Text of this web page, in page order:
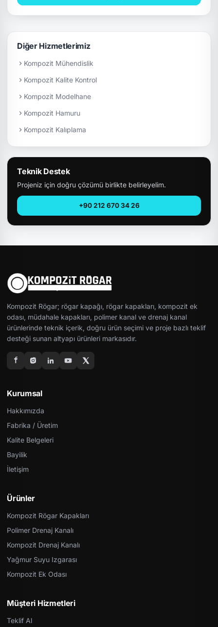
Diğer Hizmetlerimiz
Kompozit Mühendislik
Kompozit Kalite Kontrol
Kompozit Modelhane
Kompozit Hamuru
Kompozit Kalıplama
Teknik Destek
Projeniz için doğru çözümü birlikte belirleyelim.
+90 212 670 34 26
Kompozit Rögar; rögar kapağı, rögar kapakları, kompozit ek
odası, müdahale kapakları, polimer kanal ve drenaj kanal
ürünlerinde teknik içerik, doğru ürün seçimi ve proje bazlı teklif
desteği sunan altyapı ürünleri markasıdır.
Kurumsal
Hakkımızda
Fabrika / Üretim
Kalite Belgeleri
Bayilik
İletişim
Ürünler
Kompozit Rögar Kapakları
Polimer Drenaj Kanalı
Kompozit Drenaj Kanalı
Yağmur Suyu Izgarası
Kompozit Ek Odası
Müşteri Hizmetleri
Teklif Al